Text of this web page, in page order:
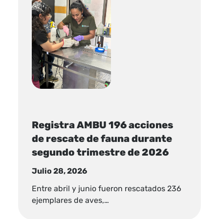
Registra AMBU 196 acciones
de rescate de fauna durante
segundo trimestre de 2026
Julio 28, 2026
Entre abril y junio fueron rescatados 236
ejemplares de aves,…